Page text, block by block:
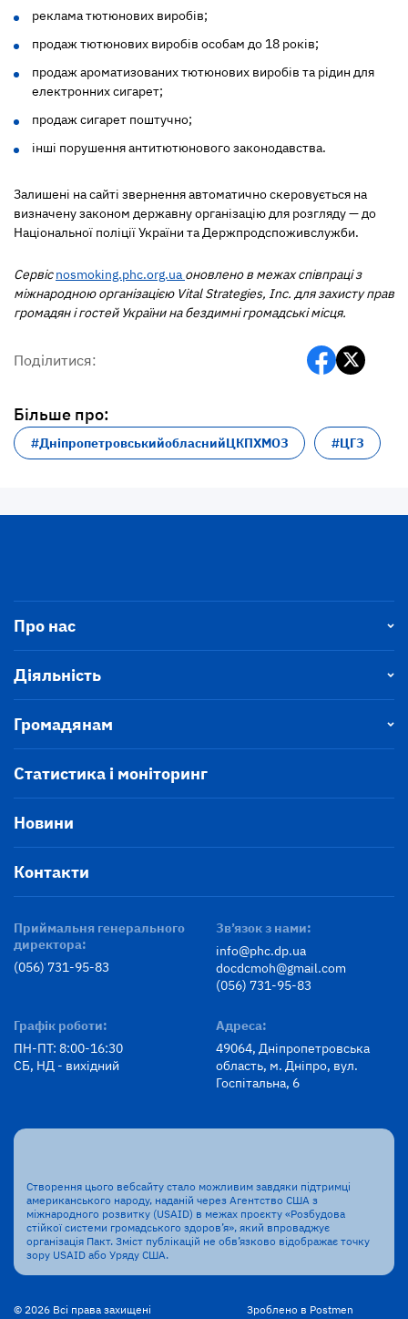
реклама тютюнових виробів;
продаж тютюнових виробів особам до 18 років;
продаж ароматизованих тютюнових виробів та рідин для
електронних сигарет;
продаж сигарет поштучно;
інші порушення антитютюнового законодавства.
Залишені на сайті звернення автоматично скеровується на
визначену законом державну організацію для розгляду — до
Національної поліції України та Держпродспоживслужби.
Сервісnosmoking.phc.org.ua оновлено в межах співпраці з
міжнародною організацією Vital Strategies, Inc. для захисту прав
громадян і гостей України на бездимні громадські місця.
Поділитися:
Більше про:
#ДніпропетровськийобласнийЦКПХМОЗ #ЦГЗ
Про нас
Діяльність
Громадянам
Статистика і моніторинг
Новини
Контакти
Приймальня генерального
директора:
(056) 731-95-83
Зв’язок з нами:
info@phc.dp.ua
docdcmoh@gmail.com
(056) 731-95-83
Графік роботи:
ПН-ПТ: 8:00-16:30
СБ, НД - вихідний
Адреса:
49064, Дніпропетровська
область, м. Дніпро, вул.
Госпітальна, 6
Створення цього вебсайту стало можливим завдяки підтримці
американського народу, наданій через Агентство США з
міжнародного розвитку (USAID) в межах проєкту «Розбудова
стійкої системи громадського здоров’я», який впроваджує
організація Пакт. Зміст публікацій не обв’язково відображає точку
зору USAID або Уряду США.
© 2026 Всі права захищені Зроблено в Postmen